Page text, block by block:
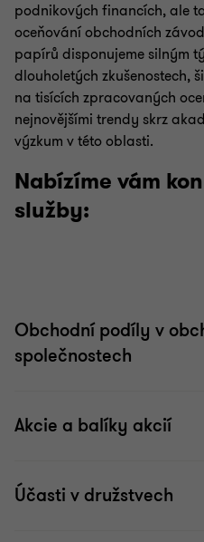
podnikových financích, ale
oceňování obchodních
papírů disponujeme silným
dlouholetých zkušenostech,
na tisících zpracovaných
nejnovějšími trendy skrz
výzkum v této oblasti.
Nabízíme vám
služby:
Obchodní podíly v
společnostech
Akcie a balíky akcií
Účasti v družstvech